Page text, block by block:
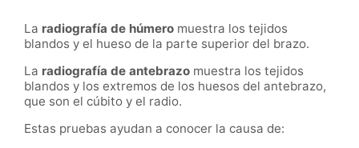
La radiografía de húmero muestra los tejidos
blandos y el hueso de la parte superior del brazo.
La radiografía de antebrazo muestra los tejidos
blandos y los extremos de los huesos del antebrazo,
que son el cúbito y el radio.
Estas pruebas ayudan a conocer la causa de: